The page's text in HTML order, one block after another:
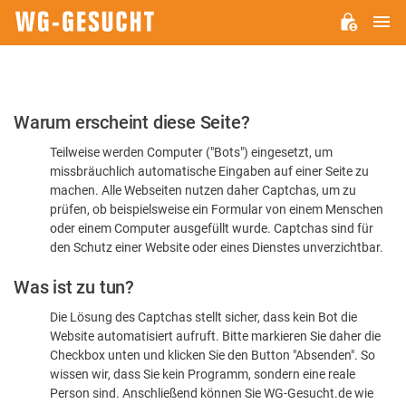
Bitte
dass
sind
Warum erscheint diese Seite?
Teilweise werden Computer ("Bots") eingesetzt, um
missbräuchlich automatische Eingaben auf einer Seite zu
machen. Alle Webseiten nutzen daher Captchas, um zu
prüfen, ob beispielsweise ein Formular von einem Menschen
oder einem Computer ausgefüllt wurde. Captchas sind für
den Schutz einer Website oder eines Dienstes unverzichtbar.
Was ist zu tun?
Die Lösung des Captchas stellt sicher, dass kein Bot die
Website automatisiert aufruft. Bitte markieren Sie daher die
Checkbox unten und klicken Sie den Button "Absenden". So
wissen wir, dass Sie kein Programm, sondern eine reale
Person sind. Anschließend können Sie WG-Gesucht.de wie